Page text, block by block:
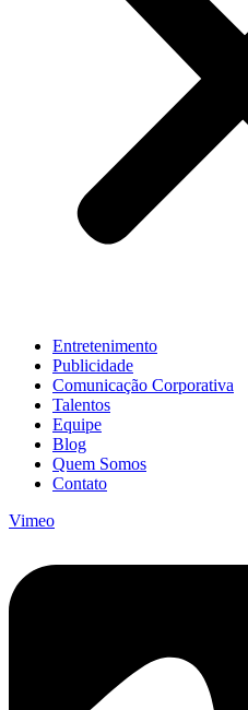
Entretenimento
Publicidade
Comunicação Corporativa
Talentos
Equipe
Blog
Quem Somos
Contato
Vimeo